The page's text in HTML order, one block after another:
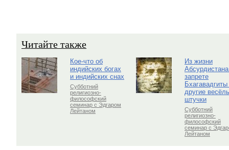
Читайте также
Кое-что об
индийских богах
и индийских снах
Субботний
религиозно-
философский
семинар с Эдгаром
Лейтаном
Из жизни
запрете
Бхагавадгиты
другие
штучки
Субботний
религиозно-
философский
семинар с
Лейтаном